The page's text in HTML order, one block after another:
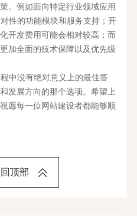
。例如面向特定行业领域应用
性的功能模块和服务支持；开
开发费用可能会相对较高；而
加全面的技术保障以及优先级
没有绝对意义上的最佳答
发展方向的那个选项。希望上
愿每一位网站建设者都能够顺
顶部